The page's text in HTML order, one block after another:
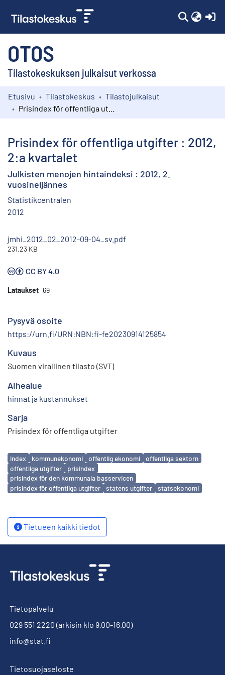
OTOS
Tilastokeskuksen julkaisut verkossa
Kokoelmat
Etusivu Tilastokeskus
Tilastojulkaisut
Prisindex för offentliga utgifter : 2012,
2:a kvartalet
Julkisten menojen hintaindeksi : 2012, 2.
vuosineljännes
Statistikcentralen
2012
jmhi_2012_02_2012-09-04_sv.pdf
231.23 KB
CC BY 4.0
Lataukset 69
Pysyvä osoite
https://urn.fi/URN:NBN:fi-fe20230914125854
Kuvaus
Suomen virallinen tilasto (SVT)
Aihealue
hinnat ja kustannukset
Sarja
Prisindex för offentliga utgifter
Avainsanat
index kommunekonomi offentlig ekonomi
offentliga sektorn
offentliga utgifter
prisindex
prisindex för den kommunala basservicen
prisindex för offentliga utgifter
statens utgifter statsekonomi
Tietueen kaikki tiedot
Tietopalvelu
029 551 2220 (arkisin klo 9.00-16.00)
info@stat.fi
Tietosuojaseloste